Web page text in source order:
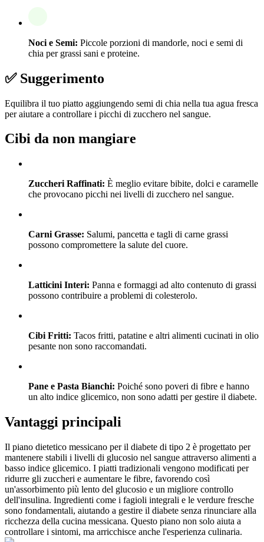
Noci e Semi: Piccole porzioni di mandorle, noci e semi di
chia per grassi sani e proteine.
✅ Suggerimento
Equilibra il tuo piatto aggiungendo semi di chia nella tua agua fresca
per aiutare a controllare i picchi di zucchero nel sangue.
Cibi da non mangiare
Zuccheri Raffinati: È meglio evitare bibite, dolci e caramelle
che provocano picchi nei livelli di zucchero nel sangue.
Carni Grasse: Salumi, pancetta e tagli di carne grassi
possono compromettere la salute del cuore.
Latticini Interi: Panna e formaggi ad alto contenuto di grassi
possono contribuire a problemi di colesterolo.
Cibi Fritti: Tacos fritti, patatine e altri alimenti cucinati in olio
pesante non sono raccomandati.
Pane e Pasta Bianchi: Poiché sono poveri di fibre e hanno
un alto indice glicemico, non sono adatti per gestire il diabete.
Vantaggi principali
Il piano dietetico messicano per il diabete di tipo 2 è progettato per
mantenere stabili i livelli di glucosio nel sangue attraverso alimenti a
basso indice glicemico. I piatti tradizionali vengono modificati per
ridurre gli zuccheri e aumentare le fibre, favorendo così
un'assorbimento più lento del glucosio e un migliore controllo
dell'insulina. Ingredienti come i fagioli integrali e le verdure fresche
sono fondamentali, aiutando a gestire il diabete senza rinunciare alla
ricchezza della cucina messicana. Questo piano non solo aiuta a
controllare i sintomi, ma arricchisce anche l'esperienza culinaria.